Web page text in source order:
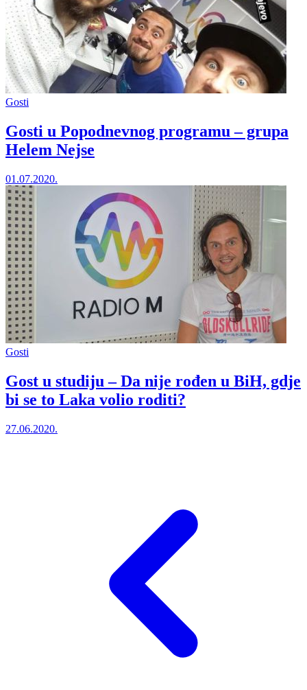
Gosti
Gosti u Popodnevnog programu – grupa
Helem Nejse
01.07.2020.
Gosti
Gost u studiju – Da nije rođen u BiH, gdje
bi se to Laka volio roditi?
27.06.2020.